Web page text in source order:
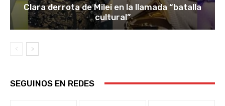
Clara derrota de Milei en la llamada “batalla
cultural”
SEGUINOS EN REDES